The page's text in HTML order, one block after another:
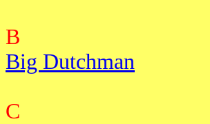
B
Big Dutchman
C